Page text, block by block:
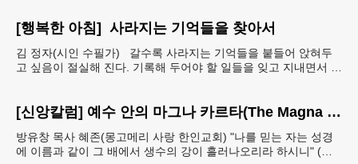
[행복한 아침] 사라지는 기억들을 찾아서
김 정자(시인 수필가) 갈수록 사라지는 기억들을 붙들어 앉혀두
고 싶음이 절실해 진다. 기록해 두어야 할 일들을 잊고 지내면서 아
[신앙칼럼] 예수 안의 마그나 카르타(The Magna Carta in Jesus, 요한복음John 7:38)
방유창 목사 혜존(몽고메리 사랑 한인교회) "나를 믿는 자는 성경
에 이름과 같이 그 배에서 생수의 강이 흘러나오리라 하시니" (요